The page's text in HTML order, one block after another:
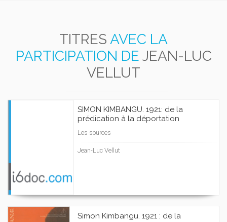
TITRES AVEC LA
PARTICIPATION DE JEAN-LUC
VELLUT
SIMON KIMBANGU. 1921: de la
prédication à la déportation
Les sources
Jean-Luc Vellut
Simon Kimbangu. 1921 : de la